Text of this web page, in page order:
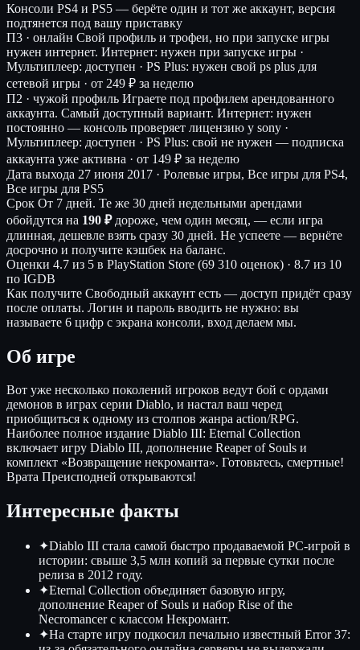
Консоли PS4 и PS5 — берёте один и тот же аккаунт, версия
подтянется под вашу приставку
П3 · онлайн Свой профиль и трофеи, но при запуске игры
нужен интернет. Интернет: нужен при запуске игры ·
Мультиплеер: доступен · PS Plus: нужен свой ps plus для
сетевой игры · от 249 ₽ за неделю
П2 · чужой профиль Играете под профилем арендованного
аккаунта. Самый доступный вариант. Интернет: нужен
постоянно — консоль проверяет лицензию у sony ·
Мультиплеер: доступен · PS Plus: свой не нужен — подписка
аккаунта уже активна · от 149 ₽ за неделю
Дата выхода 27 июня 2017 · Ролевые игры, Все игры для PS4,
Все игры для PS5
Срок От 7 дней. Те же 30 дней недельными арендами
обойдутся на 190 ₽дороже, чем один месяц, — если игра
длинная, дешевле взять сразу 30 дней. Не успеете — вернёте
досрочно и получите кэшбек на баланс.
Оценки 4.7 из 5 в PlayStation Store (69 310 оценок) · 8.7 из 10
по IGDB
Как получите Свободный аккаунт есть — доступ придёт сразу
после оплаты. Логин и пароль вводить не нужно: вы
называете 6 цифр с экрана консоли, вход делаем мы.
Об игре
Вот уже несколько поколений игроков ведут бой с ордами
демонов в играх серии Diablo, и настал ваш черед
приобщиться к одному из столпов жанра action/RPG.
Наиболее полное издание Diablo III: Eternal Collection
включает игру Diablo III, дополнение Reaper of Souls и
комплект «Возвращение некроманта». Готовьтесь, смертные!
Врата Преисподней открываются!
Интересные факты
✦Diablo III стала самой быстро продаваемой PC-игрой в
истории: свыше 3,5 млн копий за первые сутки после
релиза в 2012 году.
✦Eternal Collection объединяет базовую игру,
дополнение Reaper of Souls и набор Rise of the
Necromancer с классом Некромант.
✦На старте игру подкосил печально известный Error 37: